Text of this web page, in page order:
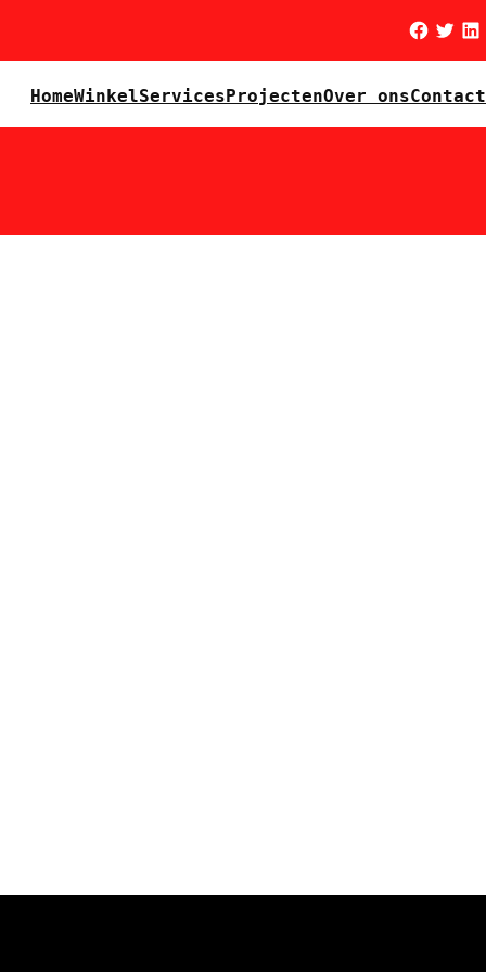
Facebook Twitter LinkedIn
HomeWinkelServicesProjectenOver onsContact